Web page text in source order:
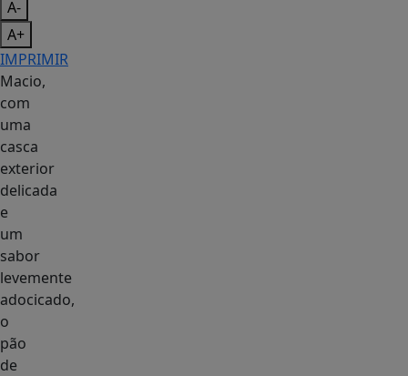
A-
A+
IMPRIMIR
Macio,
com
uma
casca
exterior
delicada
e
um
sabor
levemente
adocicado,
o
pão
de